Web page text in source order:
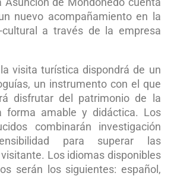
nuevo acompañamiento en la
cultural a través de la empresa
visita turística dispondrá de un
un instrumento con el que
disfrutar del patrimonio de la
forma amable y didáctica. Los
combinarán investigación
para superar las
Los idiomas disponibles
serán los siguientes: español,